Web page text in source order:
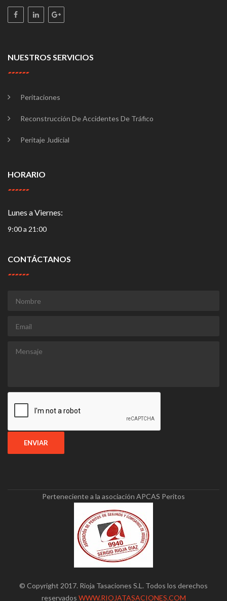
NUESTROS SERVICIOS
Peritaciones
Reconstrucción De Accidentes De Tráfico
Peritaje Judicial
HORARIO
Lunes a Viernes:
9:00 a 21:00
CONTÁCTANOS
Perteneciente a la asociación APCAS Peritos
© Copyright 2017. Rioja Tasaciones S.L. Todos los derechos
reservados WWW.RIOJATASACIONES.COM